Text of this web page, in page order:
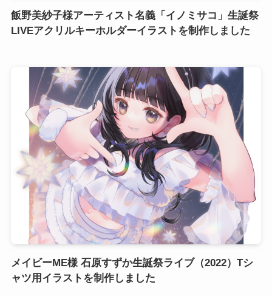
飯野美紗子様アーティスト名義「イノミサコ」生誕祭
LIVEアクリルキーホルダーイラストを制作しました
メイビーME様 石原すずか生誕祭ライブ（2022）Tシ
ャツ用イラストを制作しました